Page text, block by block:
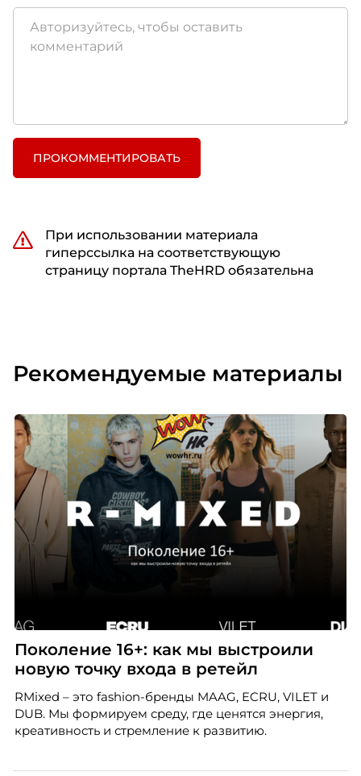
ПРОКОММЕНТИРОВАТЬ
При использовании материала
гиперссылка на соответствующую
страницу портала TheHRD обязательна
Рекомендуемые материалы
Поколение 16+: как мы выстроили
новую точку входа в ретейл
RMixed – это fashion-бренды MAAG, ECRU, VILET и
DUB. Мы формируем среду, где ценятся энергия,
креативность и стремление к развитию.